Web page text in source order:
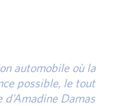
automobile où la
possible, le tout
Damas